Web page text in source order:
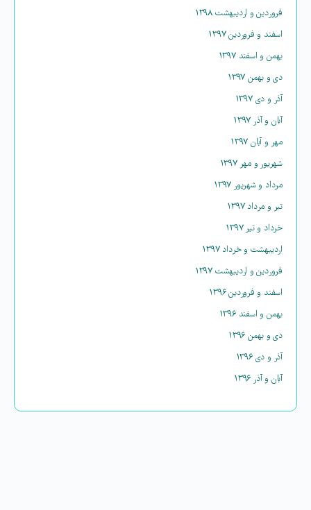
فروردین و اردیبهشت ۱۳۹۸
اسفند و فروردین ۱۳۹۷
بهمن و اسفند ۱۳۹۷
دی و بهمن ۱۳۹۷
آذر و دی ۱۳۹۷
آبان و آذر ۱۳۹۷
مهر و آبان ۱۳۹۷
شهریور و مهر ۱۳۹۷
مرداد و شهریور ۱۳۹۷
تیر و مرداد ۱۳۹۷
خرداد و تیر ۱۳۹۷
اردیبهشت و خرداد ۱۳۹۷
فروردین و اردیبهشت ۱۳۹۷
اسفند و فروردین ۱۳۹۶
بهمن و اسفند ۱۳۹۶
دی و بهمن ۱۳۹۶
آذر و دی ۱۳۹۶
آبان و آذر ۱۳۹۶